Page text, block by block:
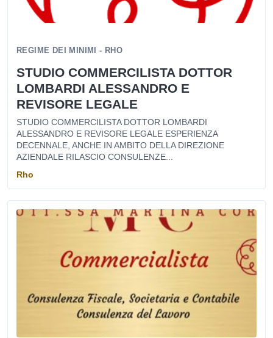
REGIME DEI MINIMI - RHO
STUDIO COMMERCILISTA DOTTOR
LOMBARDI ALESSANDRO E
REVISORE LEGALE
STUDIO COMMERCILISTA DOTTOR LOMBARDI
ALESSANDRO E REVISORE LEGALE ESPERIENZA
DECENNALE, ANCHE IN AMBITO DELLA DIREZIONE
AZIENDALE RILASCIO CONSULENZE...
Rho